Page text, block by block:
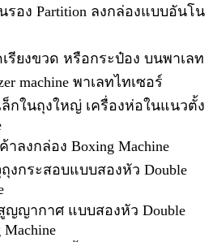
รอง Partition ลงกล่องแบบอันโน
รียงขวด หรือกระป๋อง บนพาเลท
machine พาเลทไทเซอร์
ล็กในถุงใหญ่ เครื่องห่อในแนวตั้ง
ลงกล่อง Boxing Machine
งกระสอบแบบสองหัว Double
ญญากาศ แบบสองหัว Double
Machine